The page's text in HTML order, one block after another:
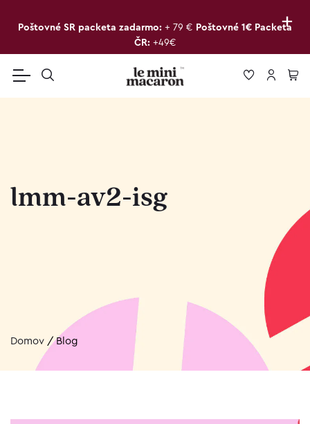
+
Poštovné SR packeta zadarmo: + 79 € Poštovné 1€ Packeta
ČR: +49€
lmm-av2-isg
Domov /Blog